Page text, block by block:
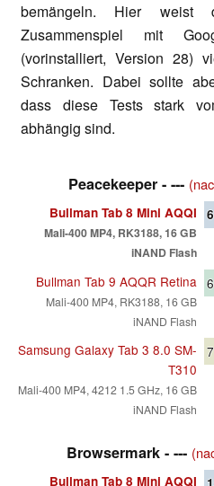
bemängeln. Hier
Zusammenspiel mit
(vorinstalliert, Version 28)
Schranken. Dabei sollte
dass diese Tests stark
abhängig sind.
Peacekeeper - ---
Bullman Tab 8 Mini AQQI
Mali-400 MP4, RK3188, 16 GB
iNAND Flash
Bullman Tab 9 AQQR Retina
Mali-400 MP4, RK3188, 16 GB
iNAND Flash
Samsung Galaxy Tab 3 8.0 SM-
T310
Mali-400 MP4, 4212 1.5 GHz, 16 GB
iNAND Flash
Browsermark - ---
Bullman Tab 8 Mini AQQI